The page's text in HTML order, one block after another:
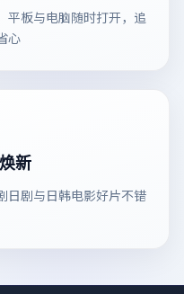
平板与电脑随时打开，追
心
新
日剧与日韩电影好片不错